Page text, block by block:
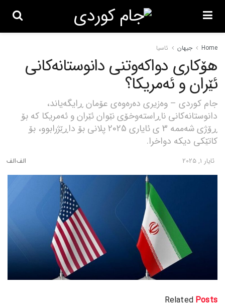
Home جیهان ئاسیا
هۆکاری دواکەوتنی دانوستانەکانی
ئێران و ئەمریکا؟
جام کوردی – وەزیری دەرەوەی عۆمان ڕایگەیاند،
دانوستانەکانی ناڕاستەوخۆی نێوان ئێران و ئەمریکا کە بۆ
ڕۆژی شەممە 3 ی ئایاری 2025 پلانی بۆ داڕێژرابوو، بۆ
کاتێکی دیکە دواخرا.
ئایار 1, 2025
Related Posts